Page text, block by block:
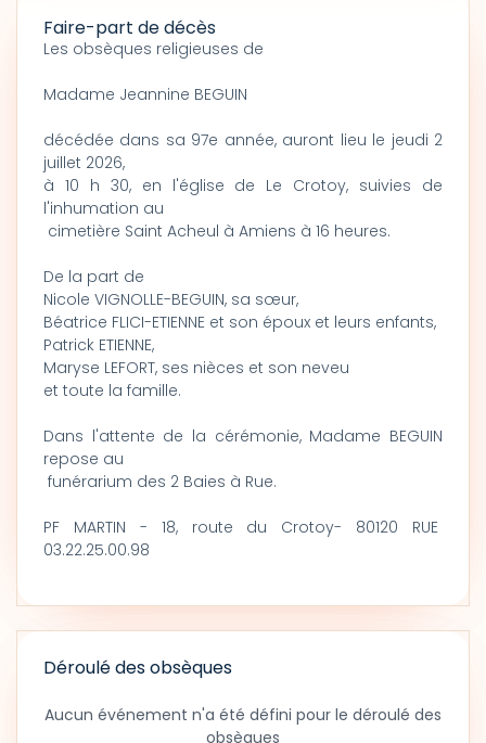
Faire-part de décès
Les obsèques religieuses de
Madame Jeannine BEGUIN
décédée dans sa 97e année, auront lieu le jeudi 2
juillet 2026,
à 10 h 30, en l'église de Le Crotoy, suivies de
l'inhumation au
cimetière Saint Acheul à Amiens à 16 heures.
De la part de
Nicole VIGNOLLE-BEGUIN, sa sœur,
Béatrice FLICI-ETIENNE et son époux et leurs enfants,
Patrick ETIENNE,
Maryse LEFORT, ses nièces et son neveu
et toute la famille.
Dans l'attente de la cérémonie, Madame BEGUIN
repose au
funérarium des 2 Baies à Rue.
PF MARTIN - 18, route du Crotoy- 80120 RUE
03.22.25.00.98
Déroulé des obsèques
Aucun événement n'a été défini pour le déroulé des
obsèques